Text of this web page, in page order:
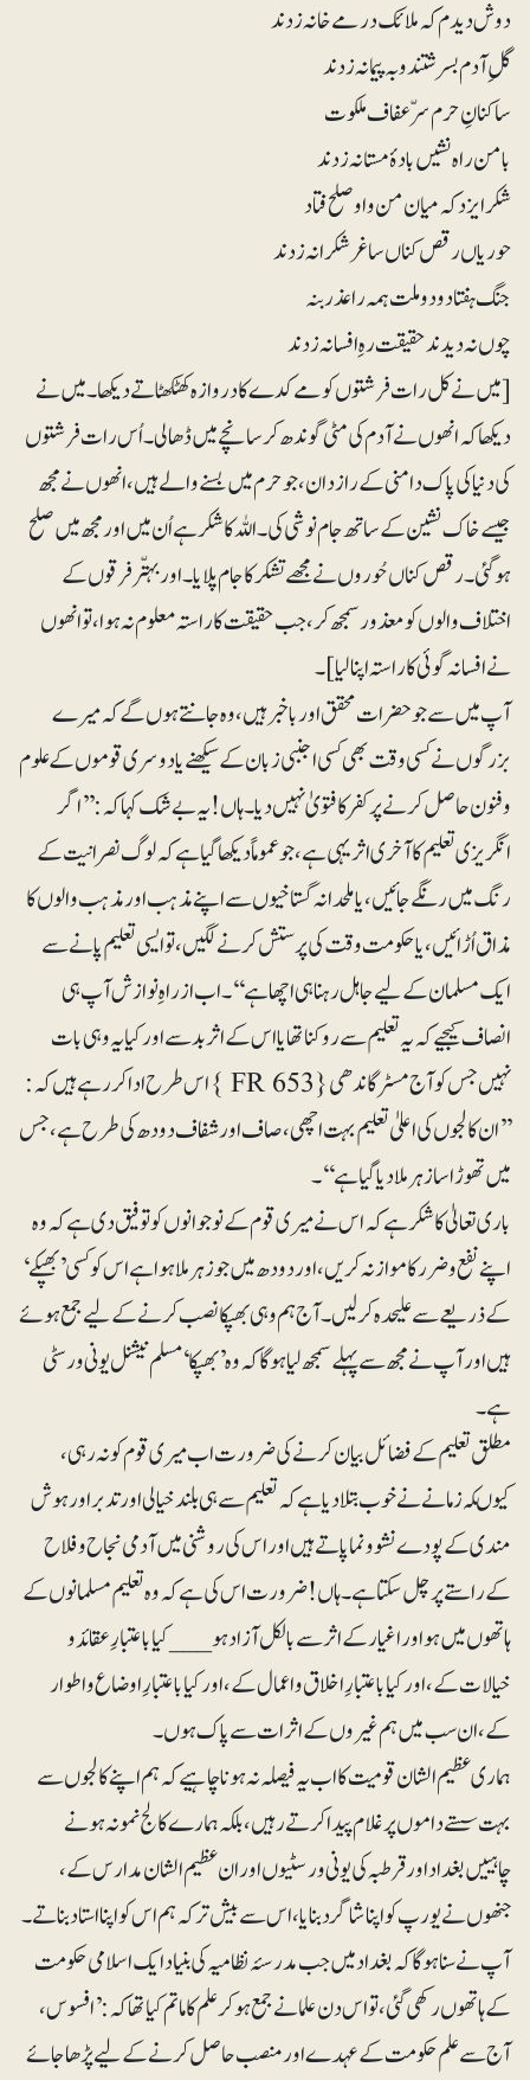
[میں نے کل رات فرشتوں کو مے کدے کا دروازہ کھٹکھٹاتے دیکھا۔ میں نے
دیکھا کہ انھوں نے آدم کی مٹی گوندھ کر سانچے میں ڈھالی۔ اُس رات فرشتوں
کی دنیا کی پاک دامنی کے رازدان، جو حرم میں بسنے والے ہیں، انھوں نے مجھ
جیسے خاک نشین کے ساتھ جام نوشی کی۔ اللہ کا شکر ہے اُن میں اور مجھ میں صلح
ہوگئی۔ رقص کناں حُوروں نے مجھے تشکر کا جام پلایا ۔ اور بہتّر فرقوں کے
اختلاف والوں کو معذور سمجھ کر، جب حقیقت کا راستہ معلوم نہ ہوا، تو انھوں
نے افسانہ گوئی کا راستہ اپنا لیا]۔
آپ میں سے جو حضرات محقق اور باخبر ہیں، وہ جانتے ہوں گے کہ میرے
بزرگوں نے کسی وقت بھی کسی اجنبی زبان کے سیکھنے یا دوسری قوموں کے علوم
و فنون حاصل کرنے پر کفر کا فتویٰ نہیں دیا۔ ہاں! یہ بے شک کہا کہ: ’’اگر
انگریزی تعلیم کا آخری اثر یہی ہے، جو عموماً دیکھا گیا ہے کہ لوگ نصرانیت کے
رنگ میں رنگے جائیں، یا ملحدانہ گستاخیوں سے اپنے مذہب اور مذہب والوں کا
مذاق اُڑائیں، یا حکومت وقت کی پرستش کرنے لگیں، تو ایسی تعلیم پانے سے
ایک مسلمان کے لیے جاہل رہنا ہی اچھا ہے‘‘۔ اب از راہِ نوازش آپ ہی
انصاف کیجیے کہ یہ تعلیم سے روکنا تھا یا اس کے اثر بد سے اور کیا یہ وہی بات
نہیں جس کو آج مسٹر گاندھی{ FR 653 } اس طرح ادا کررہے ہیں کہ:
’’ان کالجوں کی اعلیٰ تعلیم بہت اچھی، صاف اور شفاف دودھ کی طرح ہے، جس
میں تھوڑا سا زہر ملادیا گیا ہے‘‘۔
‎باری تعالیٰ کا شکر ہے کہ اس نے میری قوم کے نوجوانوں کو توفیق دی ہے کہ وہ
اپنے نفع و ضرر کا موازنہ کریں، اور دودھ میں جو زہر ملا ہوا ہے اس کو کسی ’بھپکے‘
کے ذریعے سے علیحدہ کرلیں۔ آج ہم وہی بھپکا نصب کرنے کے لیے جمع ہوئے
ہیں اور آپ نے مجھ سے پہلے سمجھ لیا ہوگا کہ وہ ’بھپکا‘ مسلم نیشنل یونی ورسٹی
ہے۔
‎مطلق تعلیم کے فضائل بیان کرنے کی ضرورت اب میری قوم کو نہ رہی،
کیوںکہ زمانے نے خوب بتلادیا ہے کہ تعلیم سے ہی بلند خیالی اور تدبر اور ہوش
مندی کے پودے نشو و نما پاتے ہیں اور اس کی روشنی میں آدمی نجاح و فلاح
کے راستے پر چل سکتا ہے۔ ہاں! ضرورت اس کی ہے کہ وہ تعلیم مسلمانوں کے
ہاتھوں میں ہو اور اغیار کے اثر سے بالکل آزاد ہو___ کیا باعتبارِ عقائد و
خیالات کے، اور کیا باعتبارِ اخلاق و اعمال کے، اور کیا باعتبارِ اوضاع و اطوار
کے، ان سب میں ہم غیروں کے اثرات سے پاک ہوں۔
‎ہماری عظیم الشان قومیت کا اب یہ فیصلہ نہ ہونا چاہیے کہ ہم اپنے کالجوں سے
بہت سستے داموں پر غلام پیدا کرتے رہیں، بلکہ ہمارے کالج نمونہ ہونے
چاہییں بغداد اور قرطبہ کی یونی ورسٹیوں اور ان عظیم الشان مدارس کے،
جنھوں نے یورپ کو اپنا شاگرد بنایا، اس سے بیش تر کہ ہم اس کو اپنا استاد بناتے۔
‎آپ نے سنا ہوگا کہ بغداد میں جب مدرسۂ نظامیہ کی بنیاد ایک اسلامی حکومت
کے ہاتھوں رکھی گئی، تو اس دن علما نے جمع ہوکر علم کا ماتم کیا تھا کہ: ’افسوس،
آج سے علم حکومت کے عہدے اور منصب حاصل کرنے کے لیے پڑھا جائے